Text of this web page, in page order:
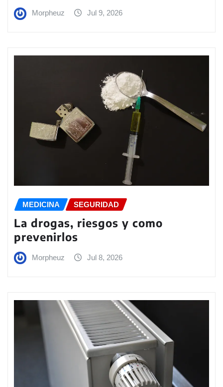
Morpheuz Jul 9, 2026
MEDICINA SEGURIDAD
La drogas, riesgos y como
prevenirlos
Morpheuz Jul 8, 2026